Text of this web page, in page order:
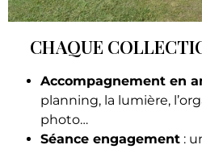
CHAQUE
Accompagnement en
planning, la lumière,
photo…
Séance engagement :